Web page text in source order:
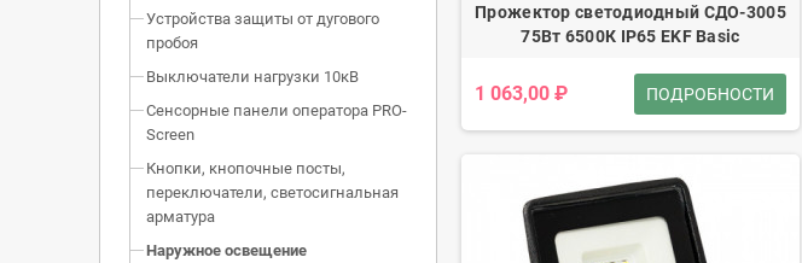
Устройства защиты от дугового
пробоя
Выключатели нагрузки 10кВ
Сенсорные панели оператора PRO-
Screen
Кнопки, кнопочные посты,
переключатели, светосигнальная
арматура
Наружное освещение
Прожектор светодиодный СДО-3005
75Вт 6500К IP65 EKF Basic
1 063,00 ₽ ПОДРОБНОСТИ